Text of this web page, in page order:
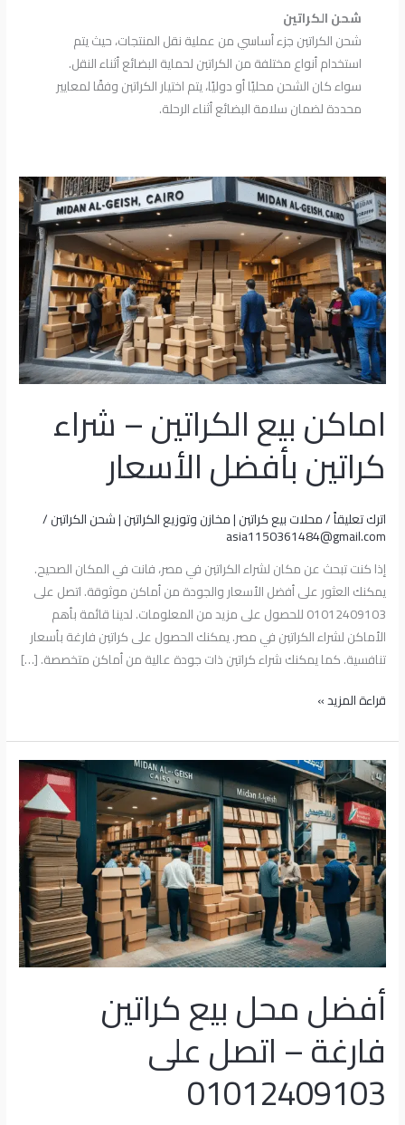
شحن الكراتين
شحن الكراتين جزء أساسي من عملية نقل المنتجات، حيث يتم
استخدام أنواع مختلفة من الكراتين لحماية البضائع أثناء النقل.
سواء كان الشحن محليًا أو دوليًا، يتم اختيار الكراتين وفقًا لمعايير
محددة لضمان سلامة البضائع أثناء الرحلة.
اماكن بيع الكراتين – شراء
كراتين بأفضل الأسعار
اترك تعليقاً/محلات بيع كراتين | مخازن وتوزيع الكراتين | شحن الكراتين/
asia1150361484@gmail.com
إذا كنت تبحث عن مكان لشراء الكراتين في مصر، فانت في المكان الصحيح.
يمكنك العثور على أفضل الأسعار والجودة من أماكن موثوقة. اتصل على
01012409103 للحصول على مزيد من المعلومات. لدينا قائمة بأهم
الأماكن لشراء الكراتين في مصر. يمكنك الحصول على كراتين فارغة بأسعار
تنافسية. كما يمكنك شراء كراتين ذات جودة عالية من أماكن متخصصة. […]
اماكن
بيع
الكراتين
–
شراء
كراتين
بأفضل
الأسعار
قراءة المزيد »
أفضل محل بيع كراتين
فارغة – اتصل على
01012409103
أفضل
محل
بيع
كراتين
فارغة
–
اتصل
على
01012409103